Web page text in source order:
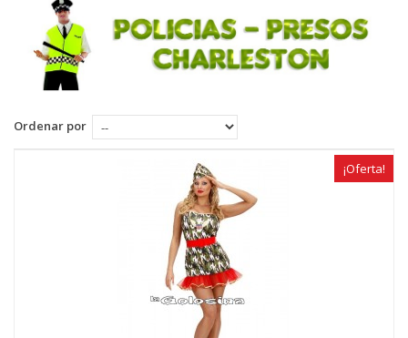
COMPLEMENTOS
MAQUILLAJE FIESTA
PARTY, BROMAS
+
Ordenar por
¡Oferta!